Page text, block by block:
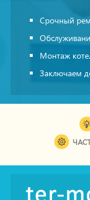
Срочный
Монтаж
Заключаем